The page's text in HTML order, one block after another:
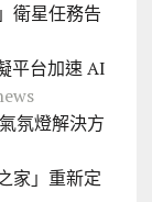
衛星任務告
平台加速 AI
氛燈解決方
家」重新定